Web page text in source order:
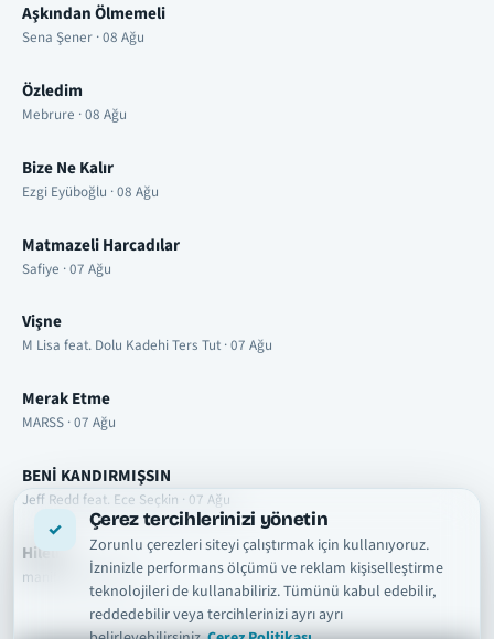
Çerez tercihlerinizi yönetin
Zorunlu çerezleri siteyi çalıştırmak için kullanıyoruz.
İzninizle performans ölçümü ve reklam kişiselleştirme
teknolojileri de kullanabiliriz. Tümünü kabul edebilir,
reddedebilir veya tercihlerinizi ayrı ayrı
Aşkından Ölmemeli
Sena Şener · 08 Ağu
Özledim
Mebrure · 08 Ağu
Bize Ne Kalır
Ezgi Eyüboğlu · 08 Ağu
Matmazeli Harcadılar
Safiye · 07 Ağu
Vişne
M Lisa feat. Dolu Kadehi Ters Tut · 07 Ağu
Merak Etme
MARSS · 07 Ağu
BENİ KANDIRMIŞSIN
Jeff Redd feat. Ece Seçkin · 07 Ağu
Hileli
manifest · 07 Ağu